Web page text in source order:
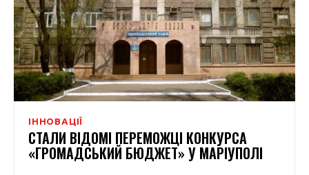
ІННОВАЦІЇ
СТАЛИ ВІДОМІ ПЕРЕМОЖЦІ КОНКУРСА
«ГРОМАДСЬКИЙ БЮДЖЕТ» У МАРІУПОЛІ